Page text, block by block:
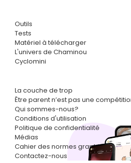
Outils
Tests
Matériel à télécharger
L'univers de Chaminou
Cyclomini
La couche de trop
Être parent n’est pas une
Qui sommes-nous?
Conditions d'utilisation
Politique de confidentialité
Médias
Cahier des normes graphiques
Contactez-nous